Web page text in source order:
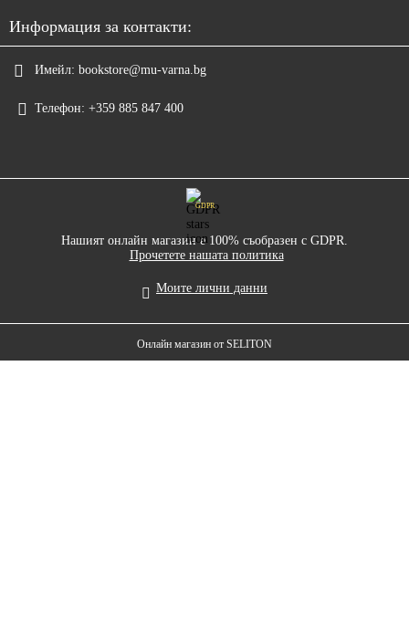
Информация за контакти:
Имейл: bookstore@mu-varna.bg
Телефон: +359 885 847 400
GDPR
Нашият онлайн магазин е 100% съобразен с GDPR.
Прочетете нашата политика
Моите лични данни
Онлайн магазин от SELITON